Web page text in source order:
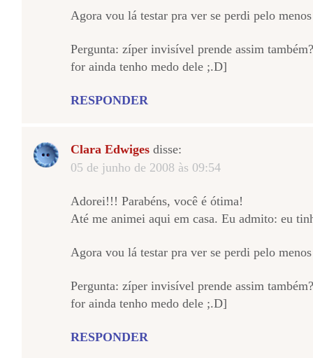
Agora vou lá testar pra ver se perdi pelo
Pergunta: zíper invisível prende assim
for ainda tenho medo dele ;.D]
RESPONDER
Clara Edwiges disse:
05 de junho de 2008 às 09:54
Adorei!!! Parabéns, você é ótima!
Até me animei aqui em casa. Eu admito: eu
Agora vou lá testar pra ver se perdi pelo
Pergunta: zíper invisível prende assim
for ainda tenho medo dele ;.D]
RESPONDER